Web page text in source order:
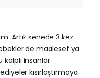
Artık senede 3 kez
de maalesef ya
kalpli insanlar
kısırlaştırmaya